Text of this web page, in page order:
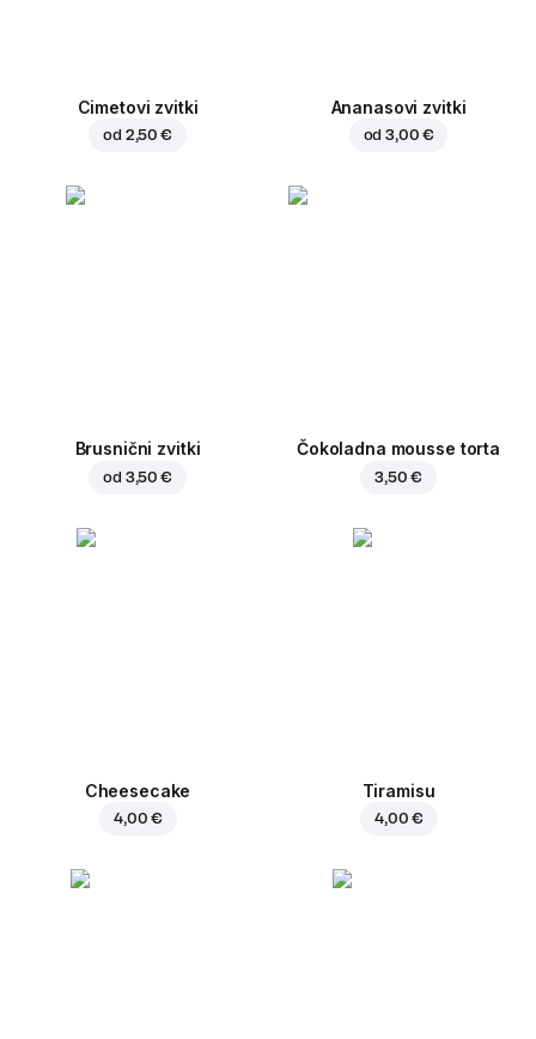
Cimetovi zvitki
od 2,50 €
Ananasovi zvitki
od3,00 €
Brusnični zvitki
od 3,50 €
Čokoladna mousse torta
3,50 €
Cheesecake
4,00 €
Tiramisu
4,00 €